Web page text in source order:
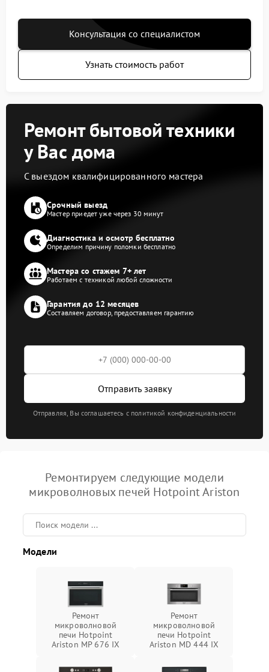
Консультация со специалистом
Узнать стоимость работ
Ремонт бытовой техники
у Вас дома
С выездом квалифицированного мастера
Срочный выезд
Мастер приедет уже через 30 минут
Диагностика и осмотр бесплатно
Определим причину поломки бесплатно
Мастера со стажем 7+ лет
Работаем с техникой любой сложности
Гарантия до 12 месяцев
Составляем договор, предоставляем гарантию
Отправить заявку
Отправляя, Вы соглашаетесь с политикой конфиденциальности
Ремонтируем следующие модели
микроволновых печей Hotpoint Ariston
Модели
Ремонт
микроволновой
печи Hotpoint
Ariston MP 676 IX
Ремонт
микроволновой
печи Hotpoint
Ariston MD 444 IX